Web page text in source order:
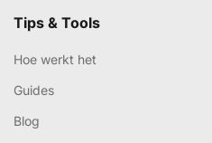
Tips & Tools
Hoe werkt het
Guides
Blog